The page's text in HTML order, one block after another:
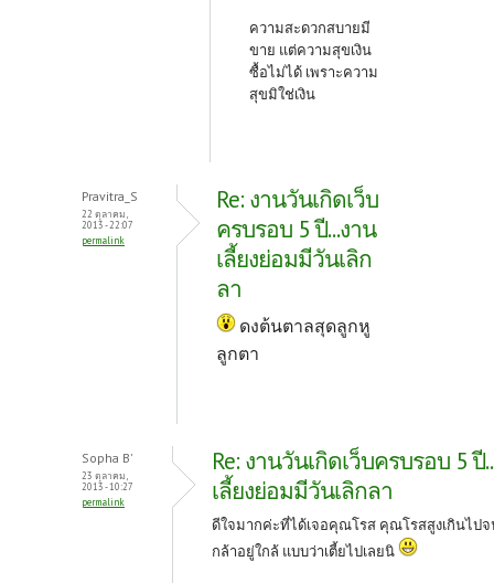
ความสะดวกสบายมี
ขาย แต่ความสุขเงิน
ซื้อไม่ได้ เพราะความ
สุขมิใช่เงิน
Pravitra_S
22 ตุลาคม,
2013 - 22:07
permalink
Re: งานวันเกิดเว็บ
ครบรอบ 5 ปี...งาน
เลี้ยงย่อมมีวันเลิก
ลา
ดงต้นตาลสุดลูกหู
ลูกตา
Sopha B'
23 ตุลาคม,
2013 - 10:27
permalink
Re: งานวันเกิดเว็บครบรอบ 5 ปี
เลี้ยงย่อมมีวันเลิกลา
ดีใจมากค่ะที่ได้เจอคุณโรส คุณโรสสูงเกินไป
กล้าอยู่ใกล้ แบบว่าเตี้ยไปเลยนิ